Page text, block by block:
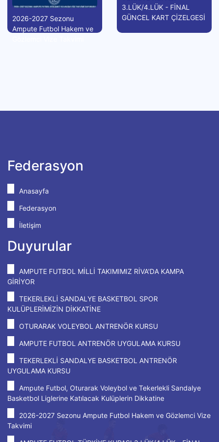
2026-2027 Sezonu
Ampute Futbol Hakem ve
3.LÜK/4.LÜK - FİNAL
GÜNCEL KART ÇİZELGESİ
Federasyon
Anasayfa
Federasyon
İletişim
Duyurular
AMPUTE FUTBOL MİLLİ TAKIMIMIZ RİVA'DA KAMPA
GİRİYOR
TEKERLEKLİ SANDALYE BASKETBOL SPOR
KULÜPLERİMİZİN DİKKATİNE
OTURARAK VOLEYBOL ANTRENÖR KURSU
AMPUTE FUTBOL ANTRENÖR UYGULAMA KURSU
TEKERLEKLİ SANDALYE BASKETBOL ANTRENÖR
UYGULAMA KURSU
Ampute Futbol, Oturarak Voleybol ve Tekerlekli Sandalye
Basketbol Liglerine Katılacak Kulüplerin Dikkatine
2026-2027 Sezonu Ampute Futbol Hakem ve Gözlemci Vize
Takvimi